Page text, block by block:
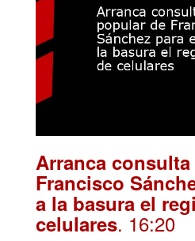
Arranca
Francisco
a la basura el
celulares. 16:20